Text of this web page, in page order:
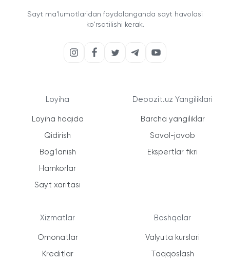
Sayt ma'lumotlaridan foydalanganda sayt havolasi
ko'rsatilishi kerak.
Loyiha
Loyiha haqida
Qidirish
Bog'lanish
Hamkorlar
Sayt xaritasi
Xizmatlar
Omonatlar
Kreditlar
Depozit.uz Yangiliklari
Barcha yangiliklar
Savol-javob
Ekspertlar fikri
Boshqalar
Valyuta kurslari
Taqqoslash